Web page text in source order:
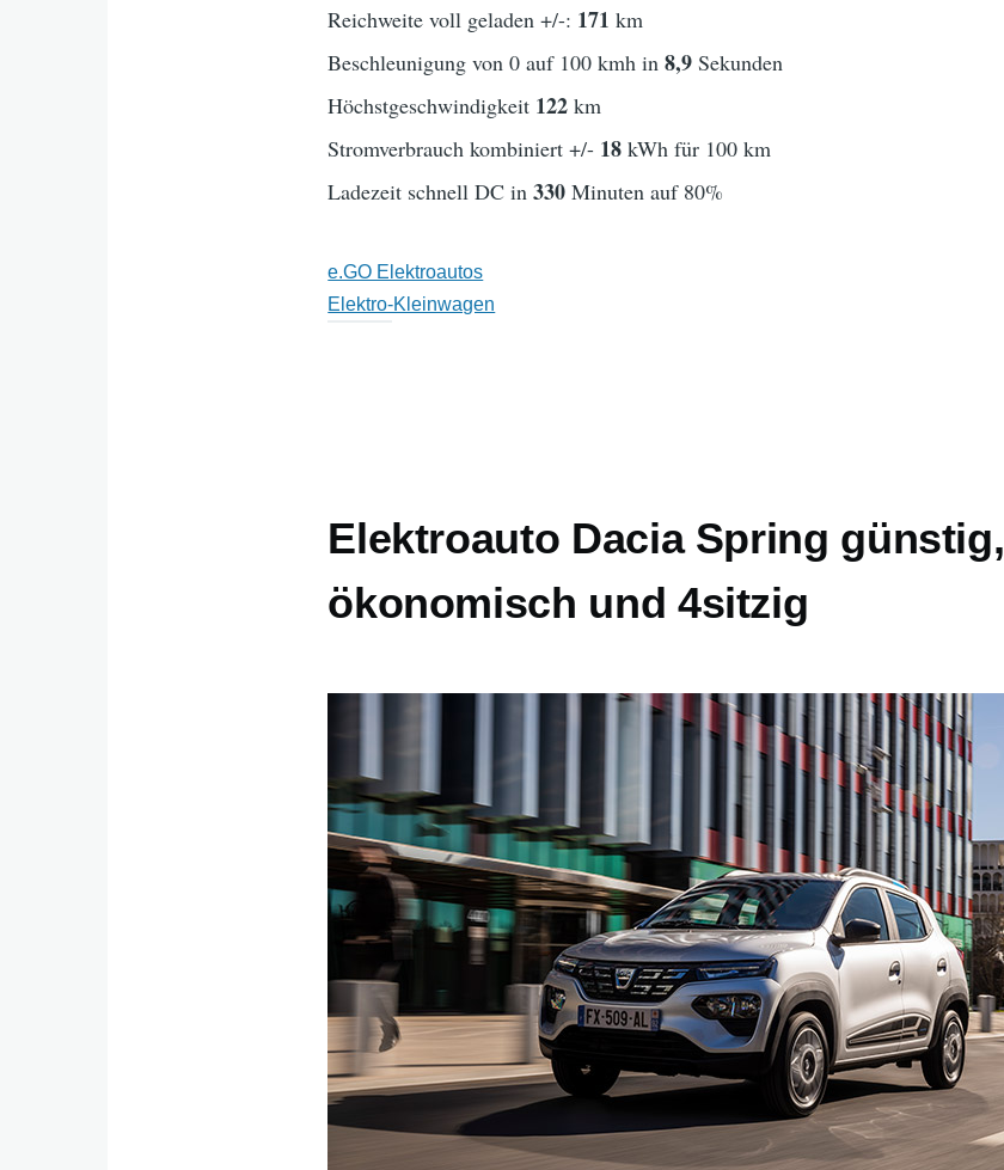
Reichweite voll geladen +/-: 171 km
Beschleunigung von 0 auf 100 kmh in8,9 Sekunden
Höchstgeschwindigkeit 122 km
Stromverbrauch kombiniert +/- 18 kWh für 100 km
Ladezeit schnell DC in330 Minuten auf 80%
e.GO Elektroautos
Elektro-Kleinwagen
Elektroauto Dacia Spring günstig,
ökonomisch und 4sitzig